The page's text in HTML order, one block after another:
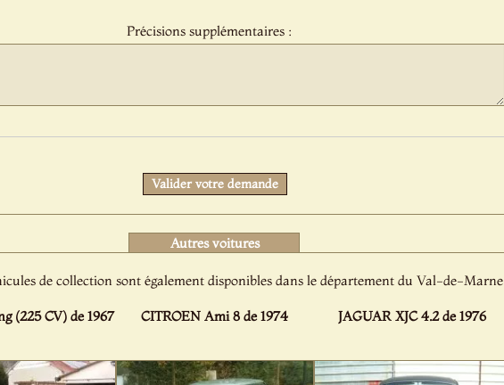
Précisions supplémentaires :
Valider votre demande
Autres voitures
de collection sont également disponibles dans le département du Val-de-Marne
(225 CV) de 1967 CITROEN Ami 8 de 1974 JAGUAR XJC 4.2 de 1976